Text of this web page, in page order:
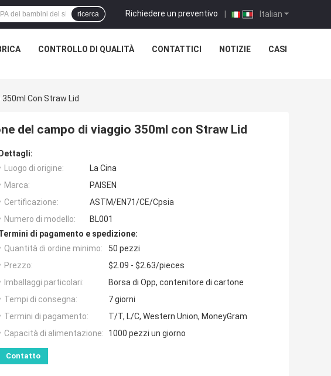
Italian
Richiedere un preventivo |
ricerca
CONTROLLO DI QUALITÀ CONTATTICI NOTIZIE CASI
Con Straw Lid
del campo di viaggio 350ml con Straw Lid
Dettagli:
Luogo di origine:
La Cina
Marca:
PAISEN
Certificazione:
ASTM/EN71/CE/Cpsia
Numero di modello:
BL001
di pagamento e spedizione:
Quantità di ordine minimo:
50 pezzi
Prezzo:
$2.09 - $2.63/pieces
Imballaggi particolari:
Borsa di Opp, contenitore di cartone
Tempi di consegna:
7 giorni
Termini di pagamento:
T/T, L/C, Western Union, MoneyGram
Capacità di alimentazione:
1000 pezzi un giorno
Contatto